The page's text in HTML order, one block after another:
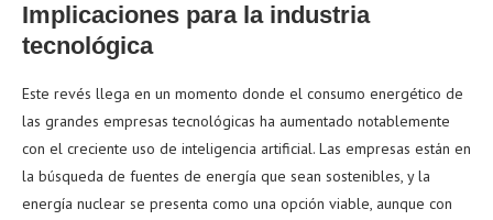
Implicaciones para la industria
tecnológica
Este revés llega en un momento donde el consumo energético de
las grandes empresas tecnológicas ha aumentado notablemente
con el creciente uso de inteligencia artificial. Las empresas están en
la búsqueda de fuentes de energía que sean sostenibles, y la
energía nuclear se presenta como una opción viable, aunque con